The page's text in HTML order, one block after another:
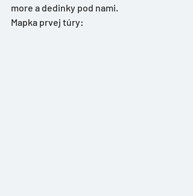
more a dedinky pod nami.
Mapka prvej túry: